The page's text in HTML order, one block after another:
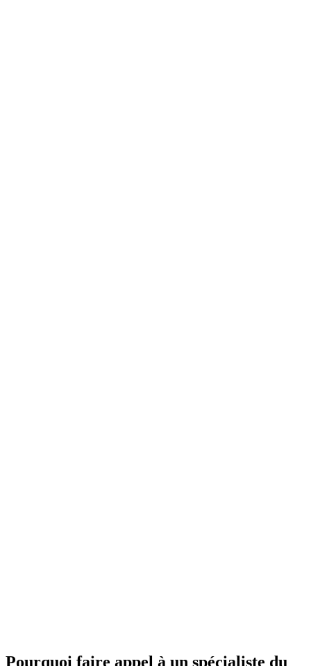
Pourquoi faire appel à un spécialiste du